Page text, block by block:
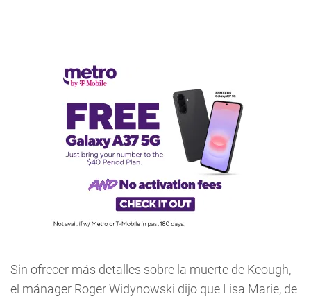
Sin ofrecer más detalles sobre la muerte de Keough,
el mánager Roger Widynowski dijo que Lisa Marie, de